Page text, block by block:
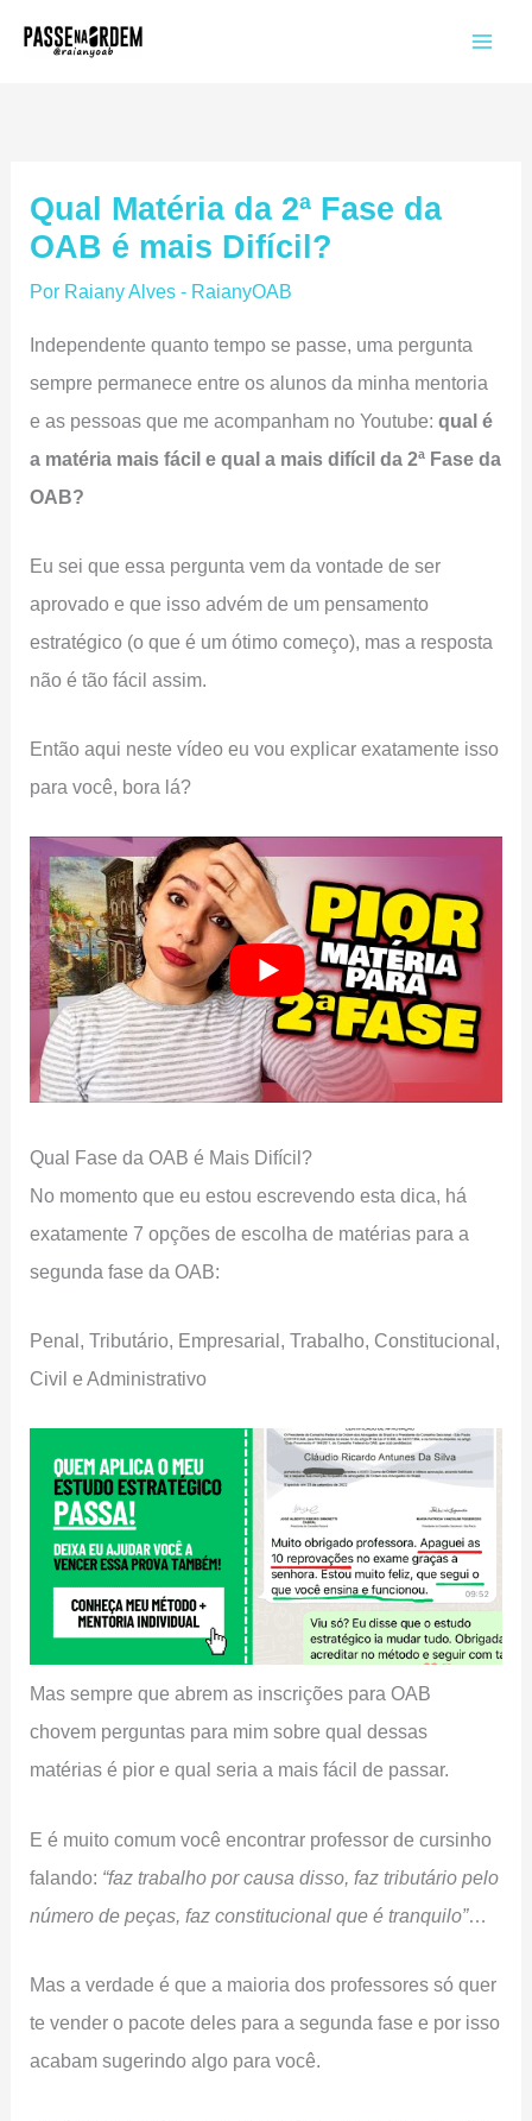
Qual Matéria da 2ª Fase da
OAB é mais Difícil?
Por Raiany Alves - RaianyOAB
Independente quanto tempo se passe, uma pergunta
sempre permanece entre os alunos da minha mentoria
e as pessoas que me acompanham no Youtube:qual é
a matéria mais fácil e qual a mais difícil da 2ª Fase da
OAB?
Eu sei que essa pergunta vem da vontade de ser
aprovado e que isso advém de um pensamento
estratégico (o que é um ótimo começo), mas a resposta
não é tão fácil assim.
Então aqui neste vídeo eu vou explicar exatamente isso
para você, bora lá?
Qual Fase da OAB é Mais Difícil?
No momento que eu estou escrevendo esta dica, há
exatamente 7 opções de escolha de matérias para a
segunda fase da OAB:
Penal, Tributário, Empresarial, Trabalho, Constitucional,
Civil e Administrativo
Mas sempre que abrem as inscrições para OAB
chovem perguntas para mim sobre qual dessas
matérias é pior e qual seria a mais fácil de passar.
E é muito comum você encontrar professor de cursinho
falando: “faz trabalho por causa disso, faz tributário pelo
número de peças, faz constitucional que é tranquilo”…
Mas a verdade é que a maioria dos professores só quer
te vender o pacote deles para a segunda fase e por isso
acabam sugerindo algo para você.